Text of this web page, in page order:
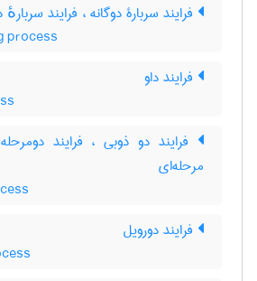
فرایند سربارۀ دوگانه ، فرایند سربارهٔ
process
فرایند داو
فرایند دو ذوبی ، فرایند
مرحله‌ای
فرایند دورویل